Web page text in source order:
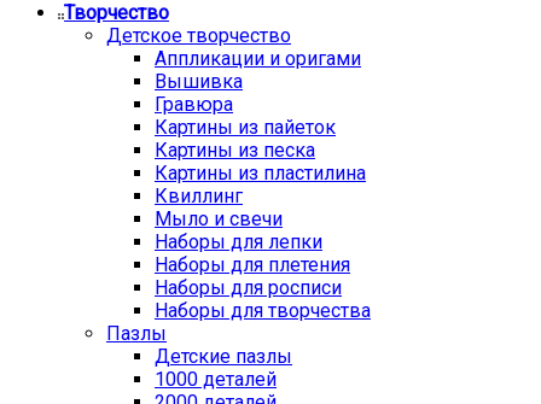
Творчество
Детское творчество
Аппликации и оригами
Вышивка
Гравюра
Картины из пайеток
Картины из песка
Картины из пластилина
Квиллинг
Мыло и свечи
Наборы для лепки
Наборы для плетения
Наборы для росписи
Наборы для творчества
Пазлы
Детские пазлы
1000 деталей